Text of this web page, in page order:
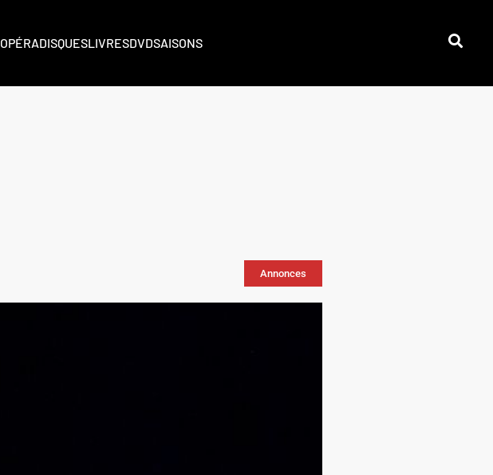
OPÉRADISQUESLIVRESDVDSAISONS
Annonces